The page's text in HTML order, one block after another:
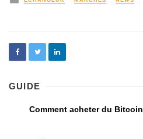
GUIDE
Comment acheter du Bitcoin